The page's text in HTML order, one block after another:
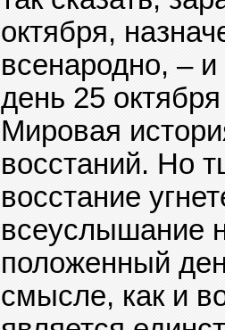
октября,
всенародно, –
день 25
Мировая
восстаний. Но
восстание
всеуслышание
положенный
смысле, как и